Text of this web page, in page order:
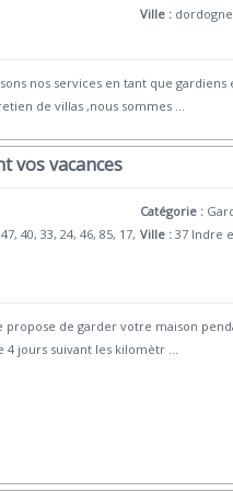
Ville :
nos services en tant que
de villas ,nous sommes
vos vacances
40, 33, 24, 46, 85, 17,
Catégorie :
Ville : 37 Indre
de garder votre maison
4 jours suivant les kilomètr ...